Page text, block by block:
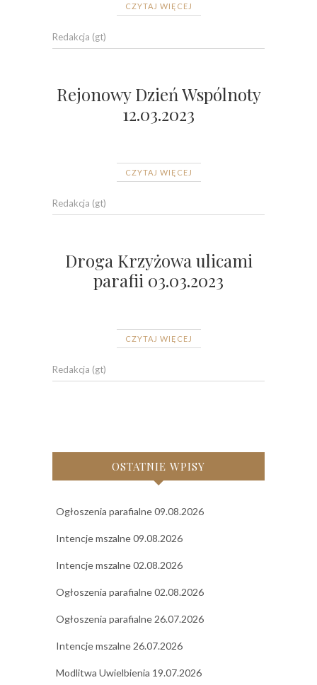
CZYTAJ WIĘCEJ
Redakcja (gt)
Rejonowy Dzień Wspólnoty
12.03.2023
CZYTAJ WIĘCEJ
Redakcja (gt)
Droga Krzyżowa ulicami
parafii 03.03.2023
CZYTAJ WIĘCEJ
Redakcja (gt)
OSTATNIE WPISY
Ogłoszenia parafialne 09.08.2026
Intencje mszalne 09.08.2026
Intencje mszalne 02.08.2026
Ogłoszenia parafialne 02.08.2026
Ogłoszenia parafialne 26.07.2026
Intencje mszalne 26.07.2026
Modlitwa Uwielbienia 19.07.2026